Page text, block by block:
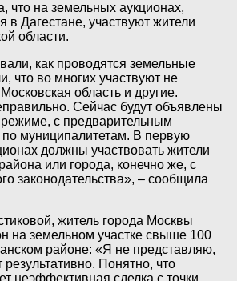
что на земельных аукционах,
в Дагестане, участвуют жители
области.
как проводятся земельные
что во многих участвуют не
область и другие.
Сейчас будут объявлены
с предварительным
муниципалитетам. В первую
должны участвовать жители
или города, конечно же, с
законодательства», – сообщила
житель города Москвы
на земельном участке свыше 100
районе: «Я не представляю,
результативно. Понятно, что